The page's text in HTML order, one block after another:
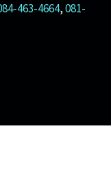
463-4664,081-